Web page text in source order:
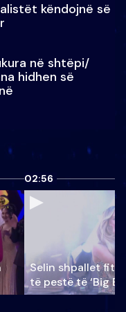
këndojnë së
në shtëpi/
hidhen së
02:56
Selin shpallet
të pestë të ‘Big